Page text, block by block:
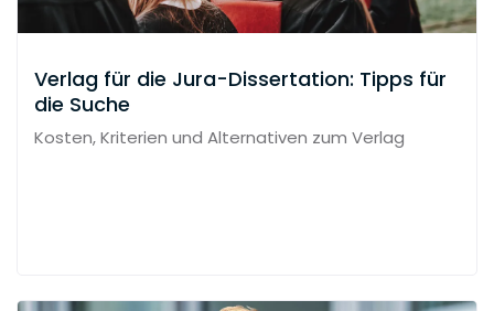
Verlag für die Jura-Dissertation: Tipps für
die Suche
Kosten, Kriterien und Alternativen zum Verlag